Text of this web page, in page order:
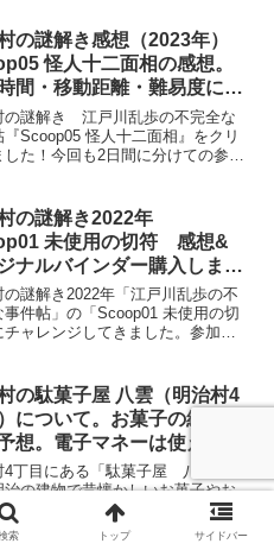
の皆さんが、明治村に大集結！す
１dayイベントです！撮影会で気を
ことを踏まえつつ、明治村を楽
しょう♪明治村は、映えますよ！
の謎解き感想（2023年）
怪人十二面相の感想。
間・移動距離・難易度につ
の謎解き 江戸川乱歩の不完全な
『Scoop05 怪人十二面相』をクリ
した！今回も2日間に分けての参加
Scoop05 怪人十二面相を遊んでき
（所要時間・移動距離・難易度な
ついて書いています。
の謎解き2022年
未使用の切符 感想&
ナルバインダー購入しまし
の謎解き2022年「江戸川乱歩の不
事件帖」の「Scoop01 未使用の切
ャレンジしてきました。参加し
ます。よろしければご覧くださ
た、同じ日にScoop00太郎少年探
い宝石にもチャレンジしていま
の記事として感想を書いていま
しければこちらも併せてお楽し
さい。
の駄菓子屋 八雲（明治村4
について。お菓子の紹介＆
想。電子マネーは使えるの
4丁目にある「駄菓子屋 八雲」
治の建物で昔懐かしいお菓子やお
を売っているお店です。お店の名
八雲』なのは、この建物に住んで
索 トップ サイドバー